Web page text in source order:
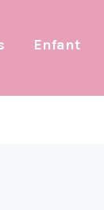
Enfant